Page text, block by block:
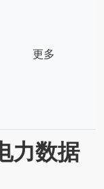
更多
力数据